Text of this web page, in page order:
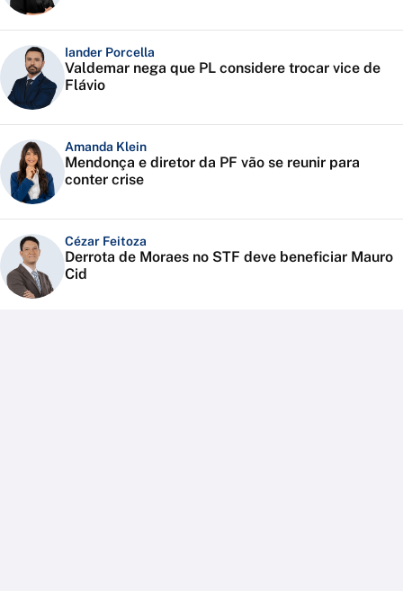
Iander Porcella
Valdemar nega que PL considere trocar vice de
Flávio
Amanda Klein
Mendonça e diretor da PF vão se reunir para
conter crise
Cézar Feitoza
Derrota de Moraes no STF deve beneficiar Mauro
Cid